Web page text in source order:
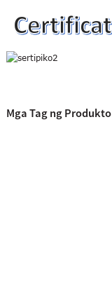
Mga Tag ng Produkto